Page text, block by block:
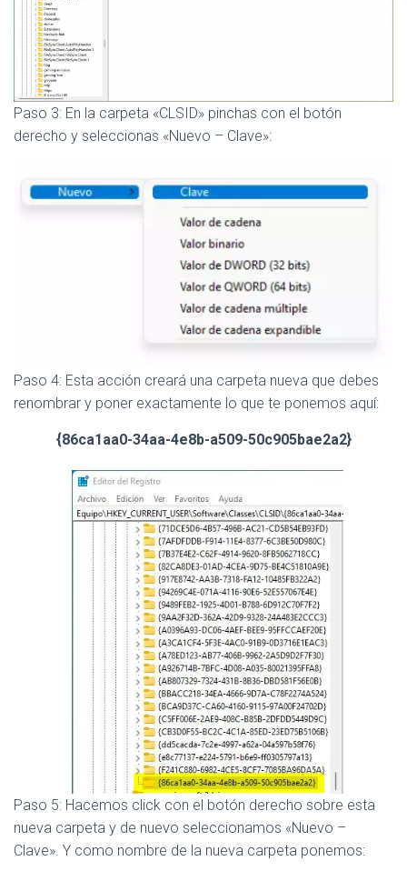
Paso 3: En la carpeta «CLSID» pinchas con el botón
derecho y seleccionas «Nuevo – Clave»:
Paso 4: Esta acción creará una carpeta nueva que debes
renombrar y poner exactamente lo que te ponemos aquí:
{86ca1aa0-34aa-4e8b-a509-50c905bae2a2}
Paso 5: Hacemos click con el botón derecho sobre esta
nueva carpeta y de nuevo seleccionamos «Nuevo –
Clave». Y como nombre de la nueva carpeta ponemos: